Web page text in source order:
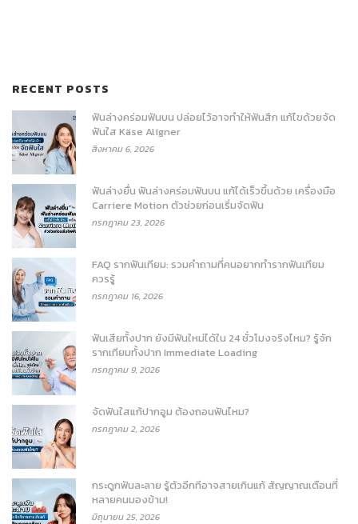
RECENT POSTS
ฟันล่างคร่อมฟันบน ปล่อยไว้อาจทำให้ฟันสึก แก้ไขด้วยจัด
ฟันใส Käse Aligner
สิงหาคม 6, 2026
ฟันล่างยื่น ฟันล่างคร่อมฟันบน แก้ได้เร็วขึ้นด้วย เครื่องมือ
Carriere Motion ตัวช่วยก่อนเริ่มจัดฟัน
กรกฎาคม 23, 2026
FAQ รากฟันเทียม: รวมคำถามที่คนอยากทำรากฟันเทียม
ควรรู้
กรกฎาคม 16, 2026
ฟันเสียทั้งปาก ยังมีฟันใหม่ได้ใน 24 ชั่วโมงจริงไหม? รู้จัก
รากเทียมทั้งปาก Immediate Loading
กรกฎาคม 9, 2026
จัดฟันใสแก้ปากอูม ต้องถอนฟันไหม?
กรกฎาคม 2, 2026
กระดูกฟันละลาย รู้ตัวอีกทีอาจสายเกินแก้ สัญญาณเตือนที่
หลายคนมองข้าม!
มิถุนายน 25, 2026